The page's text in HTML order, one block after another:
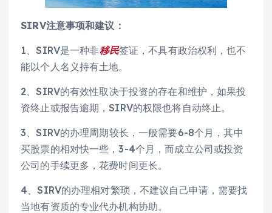
SIRV注意事项和建议：
1、SIRV是一种非移民签证，不具有政治权利，也不
能以个人名义持有土地。
2、SIRV的有效性取决于投资的存在和维护，如果投
资终止或报告逾期，SIRV的权限也将自动终止。
3、SIRV的办理周期较长，一般需要6-8个月，其中
买股票的相对快一些，3-4个月，而成立公司或投资
公司的手续更多，花费时间更长。
4、SIRV的办理相对繁琐，不建议自己申请，需要找
当地有资质的专业代办机构协助。